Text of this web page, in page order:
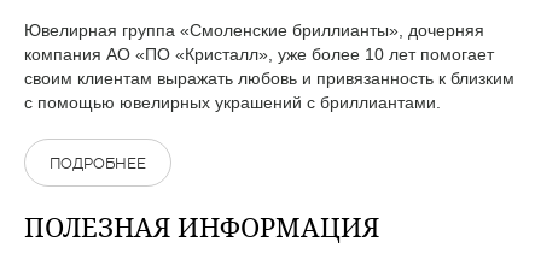
Ювелирная группа «Смоленские бриллианты», дочерняя
компания АО «ПО «Кристалл», уже более 10 лет помогает
своим клиентам выражать любовь и привязанность к близким
с помощью ювелирных украшений с бриллиантами.
ПОДРОБНЕЕ
ПОЛЕЗНАЯ ИНФОРМАЦИЯ